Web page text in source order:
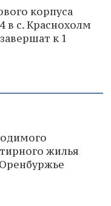
корпуса
с. Краснохолм
к 1
жилья